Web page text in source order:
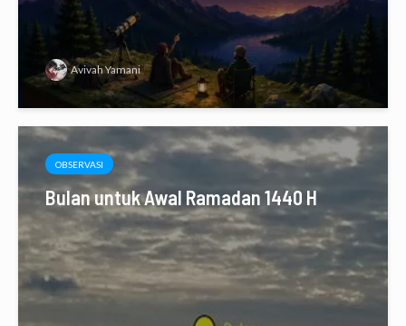
Avivah Yamani
OBSERVASI
Bulan untuk Awal Ramadan 1440 H